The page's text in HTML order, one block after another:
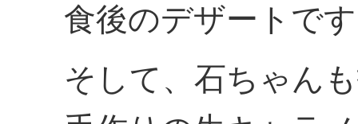
食後のデザートで
そして、石ちゃん